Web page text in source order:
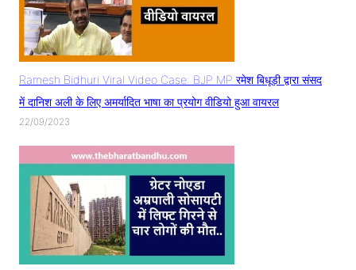
Ramesh Bidhuri Viral Video Case: BJP MP रमेश बिधूड़ी द्वारा संसद
में दानिश अली के लिए अमर्यादित भाषा का प्रयोग वीडियो हुआ वायरल
22/09/2023